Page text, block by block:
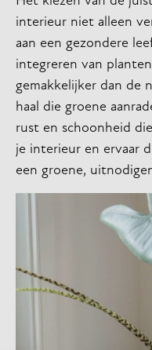
interieur niet alleen
aan een gezondere
integreren van
gemakkelijker dan de
haal die groene
rust en schoonheid
je interieur en ervaar
een groene,